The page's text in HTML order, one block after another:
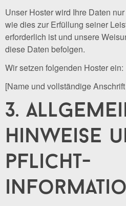
Unser Hoster wird Ihre Daten
wie dies zur Erfüllung seiner
erforderlich ist und unsere
diese Daten befolgen.
Wir setzen folgenden Hoster ein:
[Name und vollständige
3.
hinweise
pflicht­